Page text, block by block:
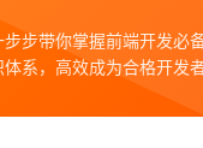
步带你掌握前端开发必
系，高效成为合格开发者